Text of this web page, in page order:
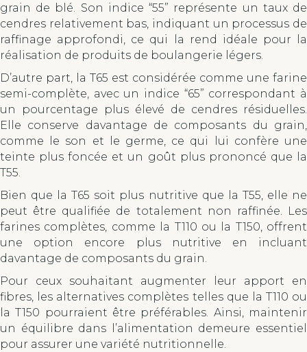
grain de blé. Son indice “55” représente un taux de
cendres relativement bas, indiquant un processus de
raffinage approfondi, ce qui la rend idéale pour la
réalisation de produits de boulangerie légers.
D’autre part, la T65 est considérée comme une farine
semi-complète, avec un indice “65” correspondant à
un pourcentage plus élevé de cendres résiduelles.
Elle conserve davantage de composants du grain,
comme le son et le germe, ce qui lui confère une
teinte plus foncée et un goût plus prononcé que la
T55.
Bien que la T65 soit plus nutritive que la T55, elle ne
peut être qualifiée de totalement non raffinée. Les
farines complètes, comme la T110 ou la T150, offrent
une option encore plus nutritive en incluant
davantage de composants du grain.
Pour ceux souhaitant augmenter leur apport en
fibres, les alternatives complètes telles que la T110 ou
la T150 pourraient être préférables. Ainsi, maintenir
un équilibre dans l’alimentation demeure essentiel
pour assurer une variété nutritionnelle.